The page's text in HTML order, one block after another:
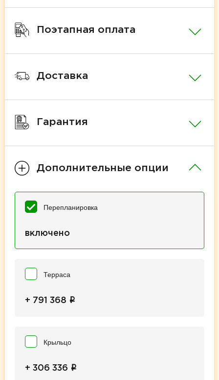
Поэтапная оплата
Доставка
Гарантия
Дополнительные опции
Перепланировка
включено
Терраса
+ 791 368 i
Крыльцо
+ 306 336 i